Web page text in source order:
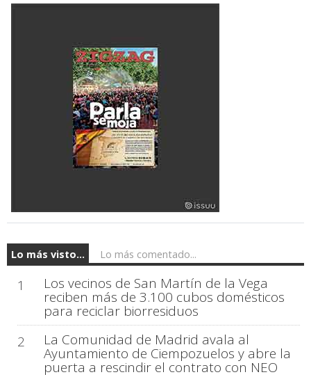
Lo más visto... Lo más comentado...
1 Los vecinos de San Martín de la Vega
reciben más de 3.100 cubos domésticos
para reciclar biorresiduos
2
La Comunidad de Madrid avala al
Ayuntamiento de Ciempozuelos y abre la
puerta a rescindir el contrato con NEO